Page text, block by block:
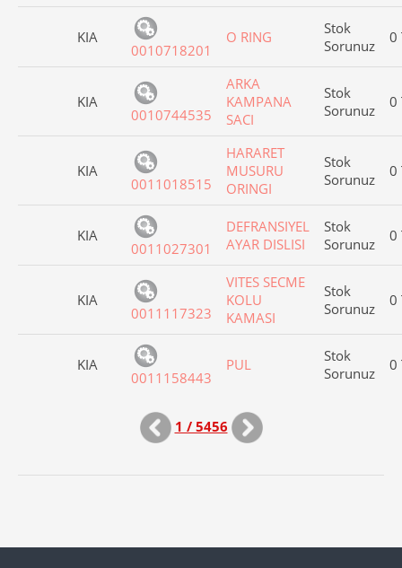
KIA
0010718201
O RING
Stok
Sorunuz
0
KIA
0010744535
ARKA
KAMPANA
SACI
Stok
Sorunuz
0
KIA
0011018515
HARARET
MUSURU
ORINGI
Stok
Sorunuz
0
KIA
0011027301
DEFRANSIYEL
AYAR DISLISI
Stok
Sorunuz
0
KIA
0011117323
VITES SECME
KOLU
KAMASI
Stok
Sorunuz
0
KIA
0011158443
PUL
Stok
Sorunuz
0
1 / 5456